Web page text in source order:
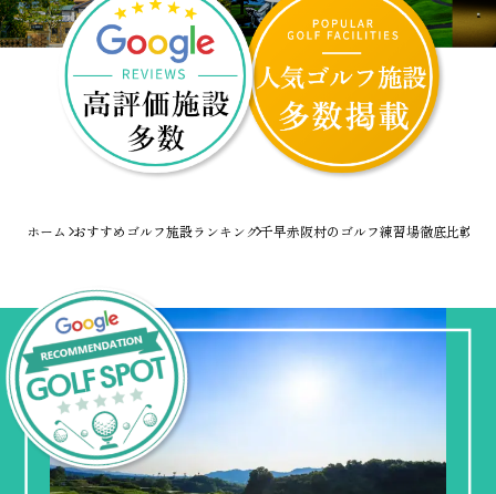
ホーム おすすめゴルフ施設ランキング千早赤阪村のゴルフ練習場徹底比較！